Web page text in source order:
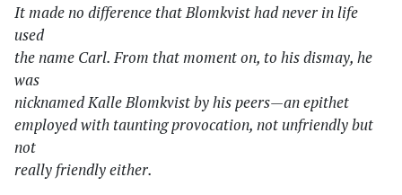
It made no difference that Blomkvist had never in life
used
the name Carl. From that moment on, to his dismay, he
was
nicknamed Kalle Blomkvist by his peers—an epithet
employed with taunting provocation, not unfriendly but
not
really friendly either.